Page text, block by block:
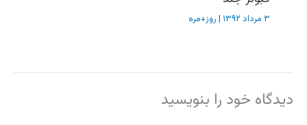
۳ مرداد ۱۳۹۲ | روز+مره
دیدگاه‌ خود را بنویسید